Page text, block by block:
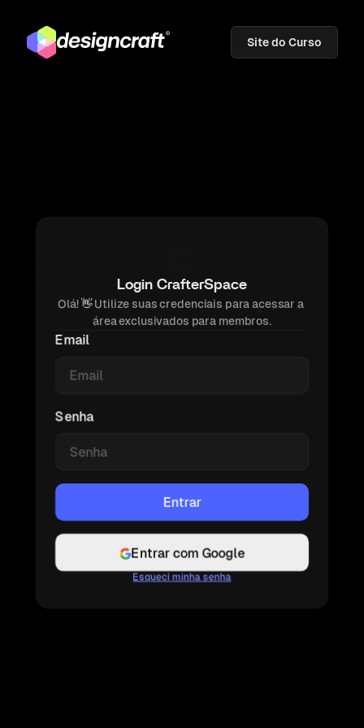
Site do Curso
Login CrafterSpace
Olá! 👋 Utilize suas credenciais para acessar a
área exclusivados para membros.
Email
Senha
Entrar com Google
Esqueci minha senha